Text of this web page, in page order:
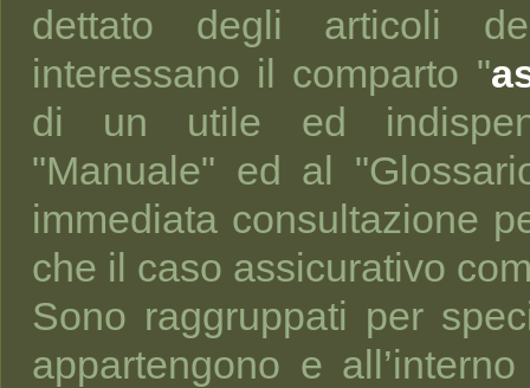
dettato degli articoli
interessano il comparto "
di un utile ed
"Manuale" ed al
immediata consultazione
che il caso assicurativo
Sono raggruppati per
appartengono e